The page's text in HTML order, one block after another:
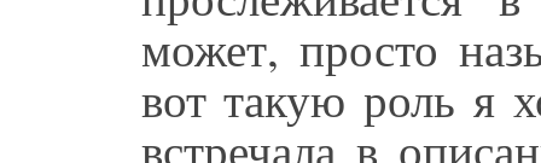
может, просто
вот такую роль я
встречала в